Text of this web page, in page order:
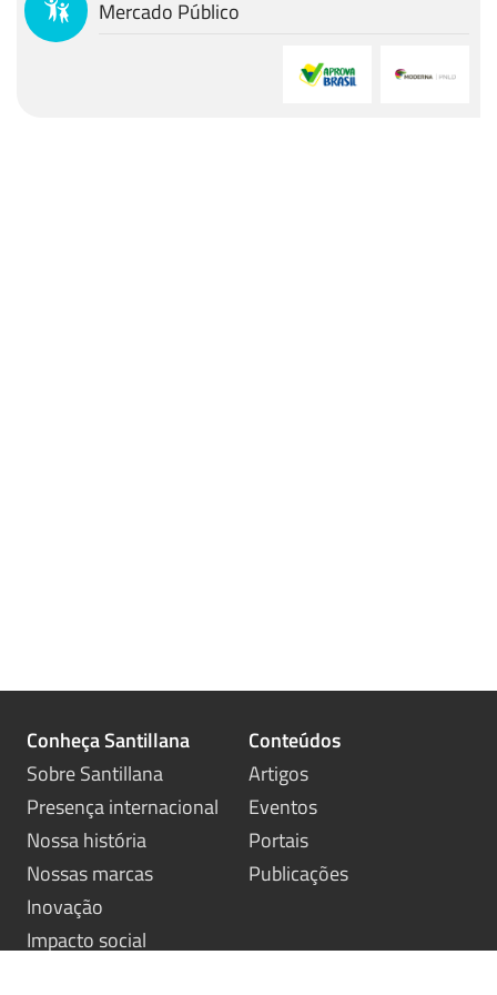
Mercado Público
Conheça Santillana
Sobre Santillana
Presença internacional
Nossa história
Nossas marcas
Inovação
Impacto social
Conteúdos
Artigos
Eventos
Portais
Publicações